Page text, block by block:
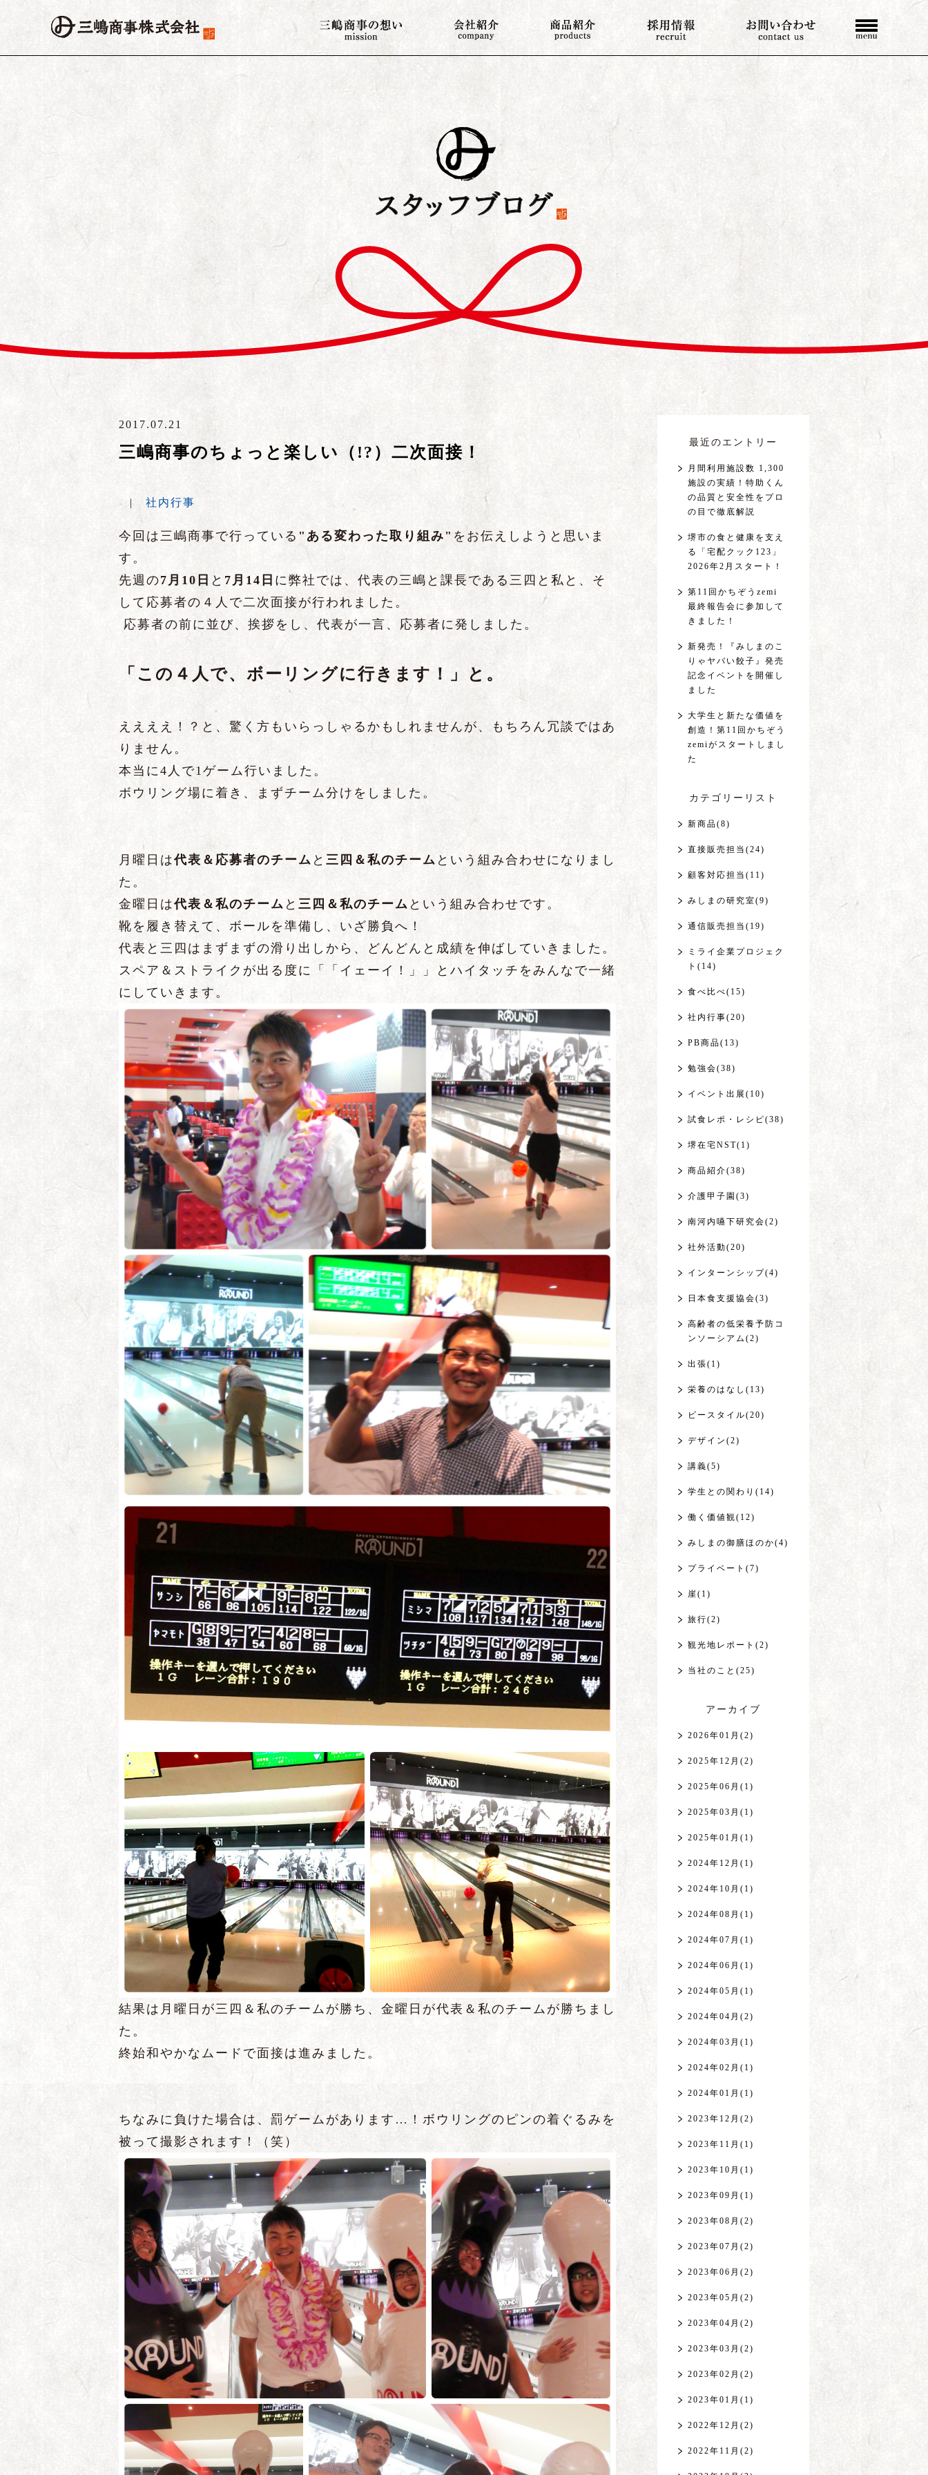
2017.07.21
三嶋商事のちょっと楽しい（!?）二次面接！
| 社内行事
今回は三嶋商事で行っている "ある変わった取り組み" をお伝えしようと思いま
す。
先週の7月10日 と 7月14日 に弊社では、代表の三嶋と課長である三四と私と、そ
して応募者の４人で二次面接が行われました。
応募者の前に並び、挨拶をし、代表が一言、応募者に発しました。
「この４人で、ボーリングに行きます！」と。
ええええ！？と、驚く方もいらっしゃるかもしれませんが、もちろん冗談ではあ
りません。
本当に4人で1ゲーム行いました。
ボウリング場に着き、まずチーム分けをしました。
月曜日は代表＆応募者のチーム と 三四＆私のチーム という組み合わせになりまし
た。
金曜日は代表＆私のチーム と 三四＆私のチーム という組み合わせです。
靴を履き替えて、ボールを準備し、いざ勝負へ！
代表と三四はまずまずの滑り出しから、どんどんと成績を伸ばしていきました。
スペア＆ストライクが出る度に「「イェーイ！」」とハイタッチをみんなで一緒
にしていきます。
結果は月曜日が三四＆私のチームが勝ち、金曜日が代表＆私のチームが勝ちまし
た。
終始和やかなムードで面接は進みました。
ちなみに負けた場合は、罰ゲームがあります…！ボウリングのピンの着ぐるみを
被って撮影されます！（笑）
最近のエントリー
月間利用施設数 1,300
施設の実績！特助くん
の品質と安全性をプロ
の目で徹底解説
堺市の食と健康を支え
る「宅配クック123」
2026年2月スタート！
第11回かちぞうzemi
最終報告会に参加して
きました！
新発売！『みしまのこ
りゃヤバい餃子』発売
記念イベントを開催し
ました
大学生と新たな価値を
創造！第11回かちぞう
zemiがスタートしまし
た
カテゴリーリスト
新商品(8)
直接販売担当(24)
顧客対応担当(11)
みしまの研究室(9)
通信販売担当(19)
ミライ企業プロジェク
ト(14)
食べ比べ(15)
社内行事(20)
PB商品(13)
勉強会(38)
イベント出展(10)
試食レポ・レシピ(38)
堺在宅NST(1)
商品紹介(38)
介護甲子園(3)
南河内嚥下研究会(2)
社外活動(20)
インターンシップ(4)
日本食支援協会(3)
高齢者の低栄養予防コ
ンソーシアム(2)
出張(1)
栄養のはなし(13)
ビースタイル(20)
デザイン(2)
講義(5)
学生との関わり(14)
働く価値観(12)
みしまの御膳ほのか(4)
プライベート(7)
崖(1)
旅行(2)
観光地レポート(2)
当社のこと(25)
アーカイブ
2026年01月(2)
2025年12月(2)
2025年06月(1)
2025年03月(1)
2025年01月(1)
2024年12月(1)
2024年10月(1)
2024年08月(1)
2024年07月(1)
2024年06月(1)
2024年05月(1)
2024年04月(2)
2024年03月(1)
2024年02月(1)
2024年01月(1)
2023年12月(2)
2023年11月(1)
2023年10月(1)
2023年09月(1)
2023年08月(2)
2023年07月(2)
2023年06月(2)
2023年05月(2)
2023年04月(2)
2023年03月(2)
2023年02月(2)
2023年01月(1)
2022年12月(2)
2022年11月(2)